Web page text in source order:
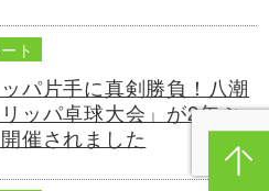
ト
パ片手に真剣勝負！八潮
リッパ卓球大会」が2年ぶ
催されました